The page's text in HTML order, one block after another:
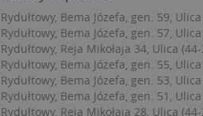
Rydułtowy, Bema Józefa, gen. 59,
Rydułtowy, Bema Józefa, gen. 57,
Rydułtowy, Reja Mikołaja 34, Ulica
Rydułtowy, Bema Józefa, gen. 55,
Rydułtowy, Bema Józefa, gen. 53,
Rydułtowy, Bema Józefa, gen. 51,
Rydułtowy, Reja Mikołaja 28, Ulica
Nazwa
_ga_DEEKR6C5LV
Nazwa
MUID
Nazwa